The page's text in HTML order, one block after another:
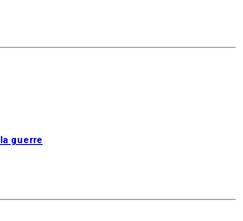
guerre